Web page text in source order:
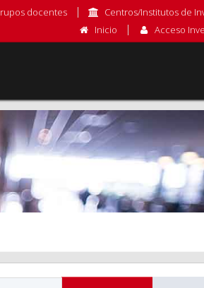
docentes
Centros/Institutos de
Inicio
Acceso